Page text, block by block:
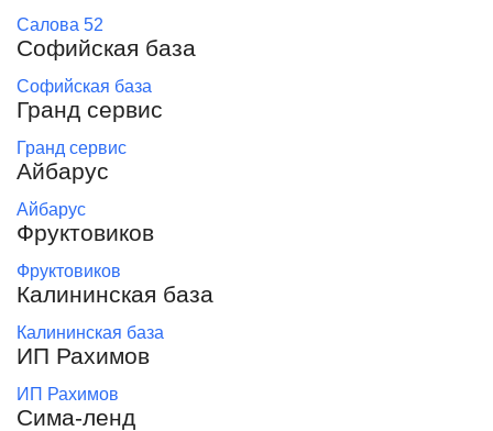
Салова 52
Софийская база
Софийская база
Гранд сервис
Гранд сервис
Айбарус
Айбарус
Фруктовиков
Фруктовиков
Калининская база
Калининская база
ИП Рахимов
ИП Рахимов
Сима-ленд